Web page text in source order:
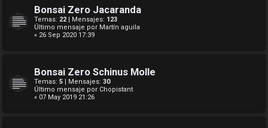
Bonsai Zero Jacaranda
Temas: 22 | Mensajes: 123
Último mensaje por Martín aguila
« 26 Sep 2020 17:39
Bonsai Zero Schinus Molle
Temas: 5 | Mensajes: 30
Último mensaje por Chopistant
« 07 May 2019 21:26